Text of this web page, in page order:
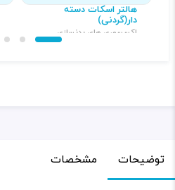
هالتر اسکات دسته
دار(گردنی)
اکسسوری های بدنسازی
توضیحات مشخصات